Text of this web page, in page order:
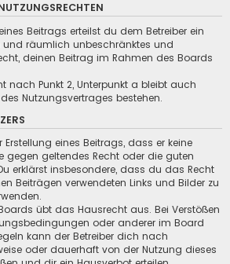
Beitrags erteilst du dem Betreiber ein
und räumlich unbeschränktes und
deinen Beitrag im Rahmen des Boards
nach Punkt 2, Unterpunkt a bleibt auch
Nutzungsvertrages bestehen.
Erstellung eines Beitrags, dass er keine
gegen geltendes Recht oder die guten
erklärst insbesondere, dass du das Recht
Beiträgen verwendeten Links und Bilder zu
übt das Hausrecht aus. Bei Verstößen
oder anderer im Board
kann der Betreiber dich nach
oder dauerhaft von der Nutzung dieses